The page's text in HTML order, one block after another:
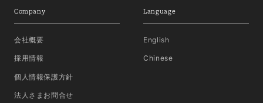
Company
会社概要
採用情報
個人情報保護方針
法人さまお問合せ
Language
English
Chinese